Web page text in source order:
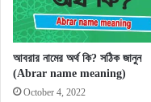
আবরার নামের অর্থ কি? সঠিক জানুন
(Abrar name meaning)
October 4, 2022